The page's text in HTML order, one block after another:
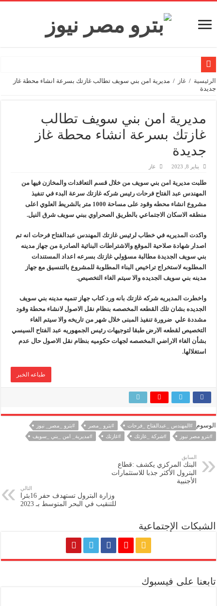
رئيس القابضة للبتروكيماويات يتابع ميدانيًا تقدم تنفيذ مشروع مشتقات الميثانول
وزيرا التخطيط والتنمية الاقتصادية والبترول والثروة المعدنية يبحثان جهود تحقيق أمن
شائعات وحقائق.. فحص فروع الشركات بالخارج ومعارين ميدور وظهور جبران
جنوب الوادي القابضة للبترول» تنظم لقاءً توعويًا حول إدارة الأزمات ورفع كفاءة
من ذاكرة البترول فكرة متميزة ترصد تاريخ القطاع
سيدبك تؤكد ريادتها في جودة الخامات باعتماد عالمي جديد
وزير البترول والثروة المعدنية يبحث مع إكسون موبيل العالمية آليات تنفيذ
رئيسا العامة وبترومنت في زيارة لحقول ابوسنان
الرئيسية / غاز / مديرية امن بني سويف تطالب غازتك بسرعة انشاء محطة غاز
جديدة
مديرية امن بني سويف تطالب
غازتك بسرعة انشاء محطة غاز
جديدة
يناير 8, 2023 غاز
طلبت مديرية امن بني سويف من خلال قسم التعاقدات والمخازن فيها من
المهندس عبد الفتاح فرحات رئيس شركه غازتك سرعة البدء في تنفيذ
مشروع انشاء محطه وقود على مساحة 1000 متر بالشريط العلوي اعلى
منطقه الاسكان الاجتماعي بالطريق الصحراوي ببني سويف شرق النيل.
واكدت المديريه في خطاب لرئيس غازتك المهندس عبدالفتاح فرحات انه تم
اصدار شهادة صلاحية الموقع والاشتراطات البنائية الصادرة من جهاز مدينه
بني سويف الجديدة مطالبة مسؤولي غازتك بسرعه اعداد المستندات
المطلوبه لاستخراج تراخيص البناء المطلوبة للمشروع بالتنسيق مع جهاز
مدينه بني سويف الجديده والا سيتم الغاء التخصيص.
واخطرت المديريه شركه غازتك بانه ورد كتاب جهاز تنميه مدينه بني سويف
الجديده بشان تلك القطعه المخصصه بنظام نقل الاصول لانشاء محطة وقود
مشددة علي ضرورة تنفيذ المبنى خلال شهر من تاريخه والا سيتم الغاء
التخصيص لقطعه الارض طبقا لتوجيهات رئيس الجمهوريه عبد الفتاح السيسي
بشأن الغاء الاراضي المخصصه لجهات حكوميه بنظام نقل الاصول حال عدم
استغلالها.
طباعه الخبر
الوسوم #المهندس _عبدالفتاح _فرحات #بترو _مصر
#بترو _مصر_ نيوز
#بترو مصر نيوز
#شركة _غازتك #غازتك #مديرية_ امن _بني _سويف
السابق
البنك المركزي يكشف :قطاع
البترول الأكثر جذبا للاستثمارات
الأجنبية
التالي
وزارة البترول تستهدف حفر 16بئرا
للتنقيب في البحر المتوسط بـ 2023
الشبكات الإجتماعية
تابعنا على فيسبوك